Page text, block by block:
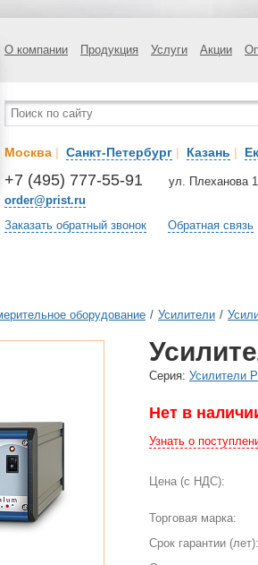
О компании Продукция Услуги Акции
Москва | Санкт-Петербург | Казань |
+7 (495) 777-55-91
order@prist.ru
ул. Плеханова
Заказать обратный звонок Обратная связь
оборудование / Усилители /
Cерия: Усилители
Нет в
Узнать о
Цена (с НДС):
Торговая марка:
Срок гарантии (лет):